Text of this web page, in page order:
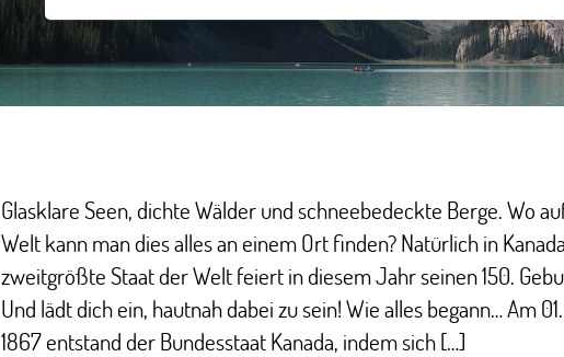
Glasklare Seen, dichte Wälder und schneebedeckte Berge. Wo
Welt kann man dies alles an einem Ort finden? Natürlich in
zweitgrößte Staat der Welt feiert in diesem Jahr seinen 150.
Und lädt dich ein, hautnah dabei zu sein! Wie alles begann… Am
1867 entstand der Bundesstaat Kanada, indem sich […]